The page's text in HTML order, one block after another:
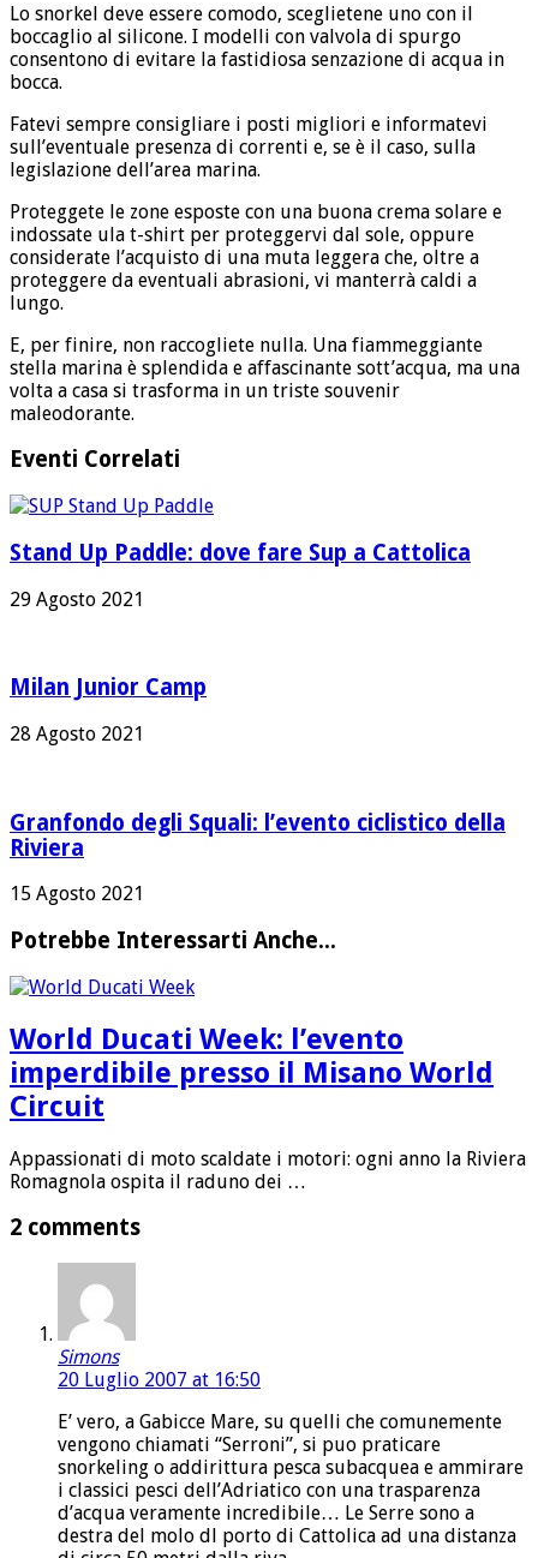
Lo snorkel deve essere comodo, sceglietene uno con il
boccaglio al silicone. I modelli con valvola di spurgo
consentono di evitare la fastidiosa senzazione di acqua in
bocca.
Fatevi sempre consigliare i posti migliori e informatevi
sull’eventuale presenza di correnti e, se è il caso, sulla
legislazione dell’area marina.
Proteggete le zone esposte con una buona crema solare e
indossate ula t-shirt per proteggervi dal sole, oppure
considerate l’acquisto di una muta leggera che, oltre a
proteggere da eventuali abrasioni, vi manterrà caldi a
lungo.
E, per finire, non raccogliete nulla. Una fiammeggiante
stella marina è splendida e affascinante sott’acqua, ma una
volta a casa si trasforma in un triste souvenir
maleodorante.
Eventi Correlati
Stand Up Paddle: dove fare Sup a Cattolica
29 Agosto 2021
Milan Junior Camp
28 Agosto 2021
Granfondo degli Squali: l’evento ciclistico della
Riviera
15 Agosto 2021
Potrebbe Interessarti Anche...
World Ducati Week: l’evento
imperdibile presso il Misano World
Circuit
Appassionati di moto scaldate i motori: ogni anno la Riviera
Romagnola ospita il raduno dei …
2 comments
Simons
20 Luglio 2007 at 16:50
E’ vero, a Gabicce Mare, su quelli che comunemente
vengono chiamati “Serroni”, si puo praticare
snorkeling o addirittura pesca subacquea e ammirare
i classici pesci dell’Adriatico con una trasparenza
d’acqua veramente incredibile… Le Serre sono a
destra del molo dl porto di Cattolica ad una distanza